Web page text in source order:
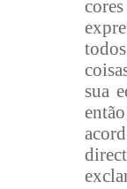
sua